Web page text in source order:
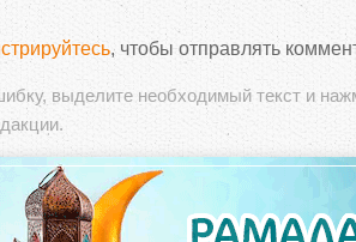
, чтобы отправлять
выделите необходимый текст и